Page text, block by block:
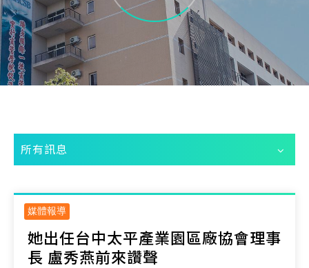
所有訊息
媒體報導
她出任台中太平產業園區廠協會理事
長 盧秀燕前來讚聲